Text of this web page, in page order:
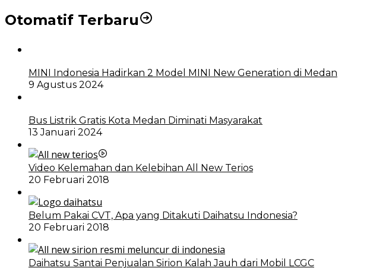
Otomatif Terbaru
MINI Indonesia Hadirkan 2 Model MINI New Generation di Medan
9 Agustus 2024
Bus Listrik Gratis Kota Medan Diminati Masyarakat
13 Januari 2024
Video Kelemahan dan Kelebihan All New Terios
20 Februari 2018
Belum Pakai CVT, Apa yang Ditakuti Daihatsu Indonesia?
20 Februari 2018
Daihatsu Santai Penjualan Sirion Kalah Jauh dari Mobil LCGC